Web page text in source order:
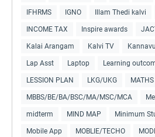
IFHRMS IGNO Illam Thedi kalvi
INCOME TAX Inspire awards
Kalai Arangam Kalvi TV
Lap Asst Laptop Learning
LESSION PLAN LKG/UKG MATHS
MBBS/BE/BA/BSC/MA/MSC/MCA
midterm MIND MAP Minimum
Mobile App MOBLIE/TECHO